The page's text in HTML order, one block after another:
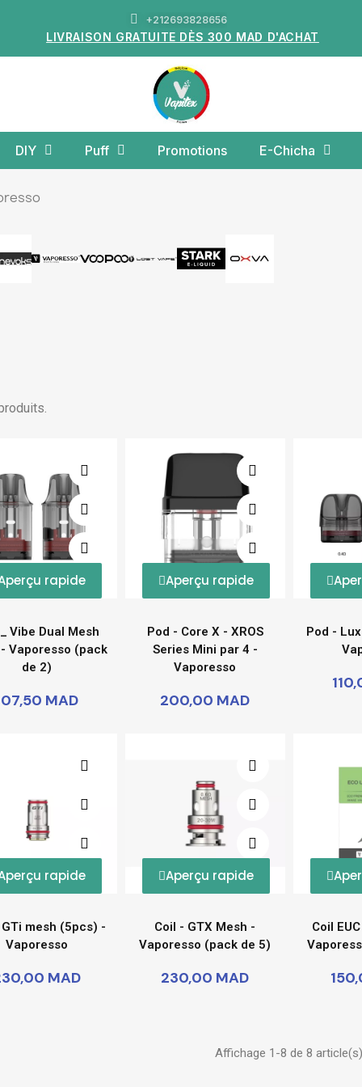
+212693828656
LIVRAISON GRATUITE DÈS 300 MAD D'ACHAT
DIY Puff Promotions E-Chicha
rapide
Vibe Dual Mesh
Vaporesso (pack
de 2)
MAD
Aperçu rapide
Pod - Core X - XROS
Series Mini par 4 -
Vaporesso
200,00 MAD
Pod -
rapide
mesh (5pcs) -
Vaporesso
MAD
Aperçu rapide
Coil - GTX Mesh -
Vaporesso (pack de 5)
230,00 MAD
Coil
Affichage 1-8 de 8